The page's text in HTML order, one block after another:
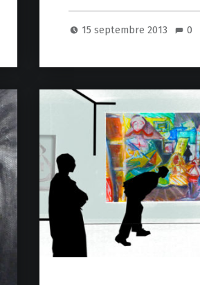
15 septembre 2013 0